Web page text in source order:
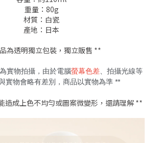
重量：80g
材質：白瓷
產地：日本
為透明獨立包裝，獨立販售 **
實物拍攝，由於電腦螢幕色差、拍攝光線等
實物會略有差別，商品以實物為準 **
造成上色不均勻或圖案微變形，還請理解 **